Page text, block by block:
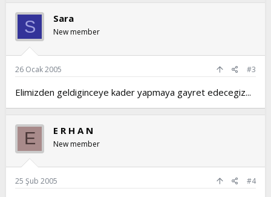
S Sara
New member
26 Ocak 2005 #3
Elimizden geldiginceye kader yapmaya gayret edecegiz...
E E R H A N
New member
25 Şub 2005 #4